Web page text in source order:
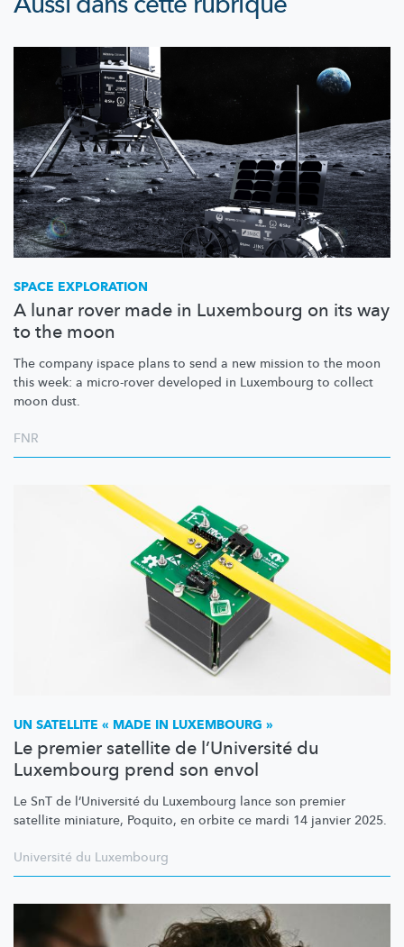
SPACE EXPLORATION
A lunar rover made in Luxembourg on its way
to the moon
The company ispace plans to send a new mission to the moon
this week: a micro-rover developed in Luxembourg to collect
moon dust.
FNR
UN SATELLITE « MADE IN LUXEMBOURG »
Le premier satellite de l’Université du
Luxembourg prend son envol
Le SnT de l’Université du Luxembourg lance son premier
satellite miniature, Poquito, en orbite ce mardi 14 janvier 2025.
Université du Luxembourg